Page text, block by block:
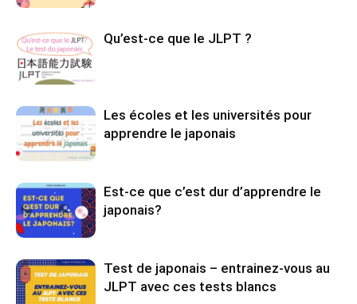
Qu’est-ce que le JLPT ?
Les écoles et les universités pour
apprendre le japonais
Est-ce que c’est dur d’apprendre le
japonais?
Test de japonais – entrainez-vous au
JLPT avec ces tests blancs